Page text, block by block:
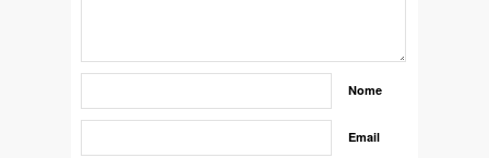
Nome
Email